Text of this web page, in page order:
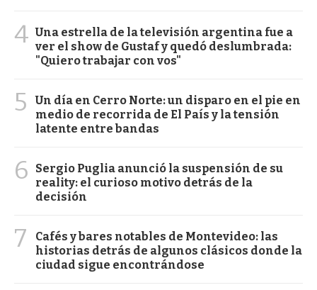
4 Una estrella de la televisión argentina fue a
ver el show de Gustaf y quedó deslumbrada:
"Quiero trabajar con vos"
5
Un día en Cerro Norte: un disparo en el pie en
medio de recorrida de El País y la tensión
latente entre bandas
6
Sergio Puglia anunció la suspensión de su
reality: el curioso motivo detrás de la
decisión
7
Cafés y bares notables de Montevideo: las
historias detrás de algunos clásicos donde la
ciudad sigue encontrándose